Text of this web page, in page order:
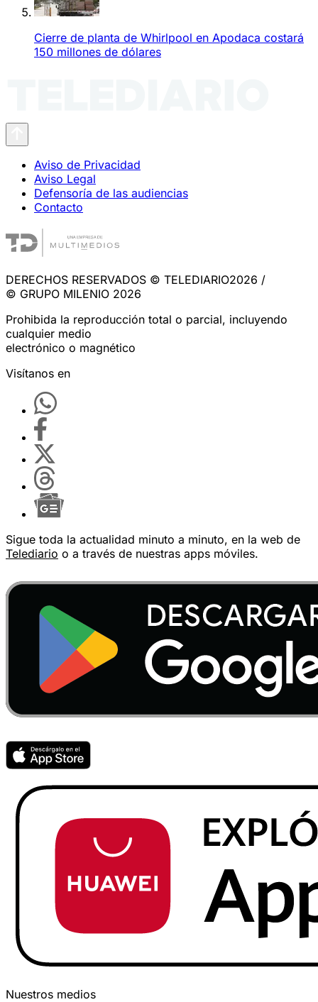
Cierre de planta de Whirlpool en Apodaca costará
150 millones de dólares
Aviso de Privacidad
Aviso Legal
Defensoría de las audiencias
Contacto
DERECHOS RESERVADOS © TELEDIARIO2026 /
© GRUPO MILENIO 2026
Prohibida la reproducción total o parcial, incluyendo
cualquier medio
electrónico o magnético
Visítanos en
Sigue toda la actualidad minuto a minuto, en la web de
Telediario o a través de nuestras apps móviles.
Nuestros medios